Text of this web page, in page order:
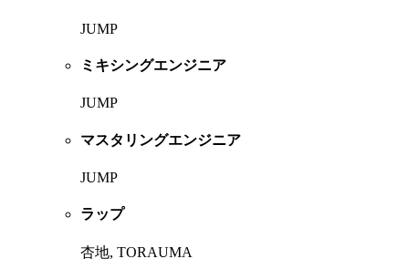
JUMP
ミキシングエンジニア
JUMP
マスタリングエンジニア
JUMP
ラップ
杏地, TORAUMA